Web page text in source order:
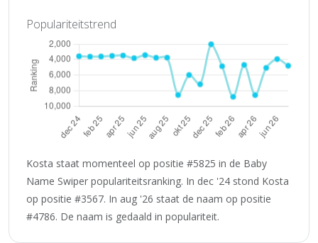
Populariteitstrend
Kosta staat momenteel op positie #5825 in de Baby
Name Swiper populariteitsranking. In dec '24 stond Kosta
op positie #3567. In aug '26 staat de naam op positie
#4786. De naam is gedaald in populariteit.